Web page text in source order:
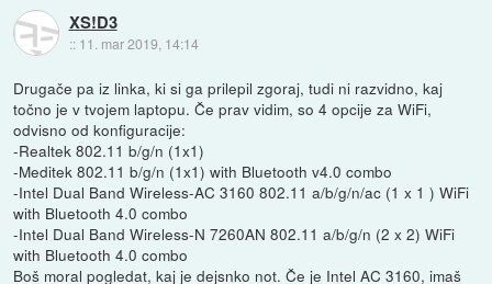
XS!D3
:: 11. mar 2019, 14:14
Drugače pa iz linka, ki si ga prilepil zgoraj, tudi ni razvidno, kaj
točno je v tvojem laptopu. Če prav vidim, so 4 opcije za WiFi,
odvisno od konfiguracije:
-Realtek 802.11 b/g/n (1x1)
-Meditek 802.11 b/g/n (1x1) with Bluetooth v4.0 combo
-Intel Dual Band Wireless-AC 3160 802.11 a/b/g/n/ac (1 x 1 ) WiFi
with Bluetooth 4.0 combo
-Intel Dual Band Wireless-N 7260AN 802.11 a/b/g/n (2 x 2) WiFi
with Bluetooth 4.0 combo
Boš moral pogledat, kaj je dejsnko not. Če je Intel AC 3160, imaš